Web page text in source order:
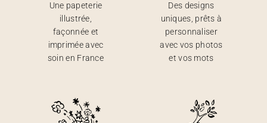
Une papeterie
illustrée,
façonnée et
imprimée avec
soin en France
Des designs
uniques, prêts à
personnaliser
avec vos photos
et vos mots